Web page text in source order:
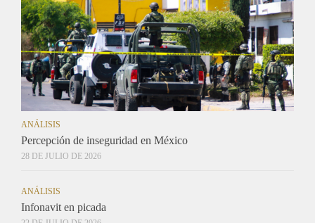
ANÁLISIS
Percepción de inseguridad en México
28 DE JULIO DE 2026
ANÁLISIS
Infonavit en picada